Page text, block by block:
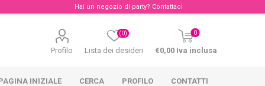
Hai un negozio di party? Contattaci
Profilo Lista dei desideri
(0) 0
€0,00 Iva inclusa
INIZIALE CERCA PROFILO CONTATTI